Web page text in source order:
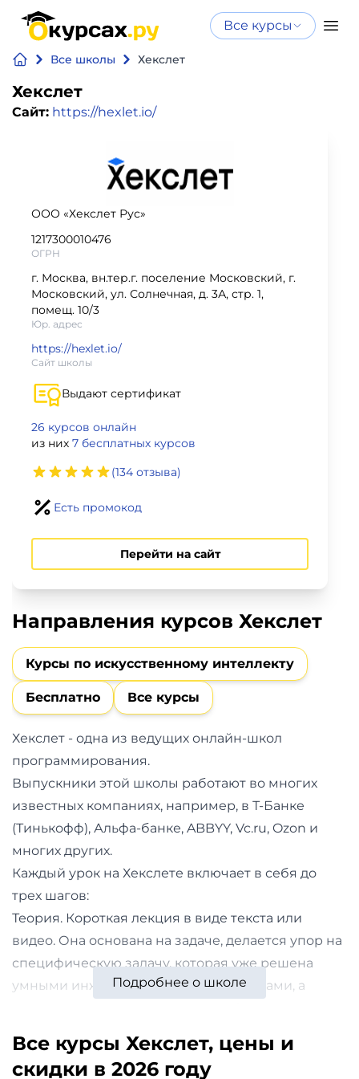
Все курсы
Все школы Хекслет
Хекслет
Сайт: https://hexlet.io/
ООО «Хекслет Рус»
1217300010476
ОГРН
г. Москва, вн.тер.г. поселение Московский, г.
Московский, ул. Солнечная, д. 3А, стр. 1,
помещ. 10/3
Юр. адрес
https://hexlet.io/
Сайт школы
Выдают сертификат
26 курсов онлайн
из них 7 бесплатных курсов
(134 отзыва)
Есть промокод
Перейти на сайт
Направления курсов Хекслет
Курсы по искусственному интеллекту
Бесплатно Все курсы
Хекслет - одна из ведущих онлайн-школ
программирования.
Выпускники этой школы работают во многих
известных компаниях, например, в Т-Банке
(Тинькофф), Альфа-банке, ABBYY, Vc.ru, Ozon и
многих других.
Каждый урок на Хекслете включает в себя до
трех шагов:
Теория. Короткая лекция в виде текста или
видео. Она основана на задаче, делается упор на
специфическую задачу, которая уже решена
умными инженерами и программистами, а
Тест. Проверка вашего понимания. Вопросы
теста нацелены на понимание концепции, а не
Подробнее о школе
Все курсы Хекслет, цены и
скидки в 2026 году
Нейросеть
Программирование
Бизнес
финансы
Дизайн
Аналитика
Видео,
фото,
аудио
Маркетинг
Иностранный
язык
Для
детей
здоровье,
фитнес
Психология
саморазвитие
Прочее
Репетиторы
Тесты
на
профориентацию
искусственному
Бесплатно